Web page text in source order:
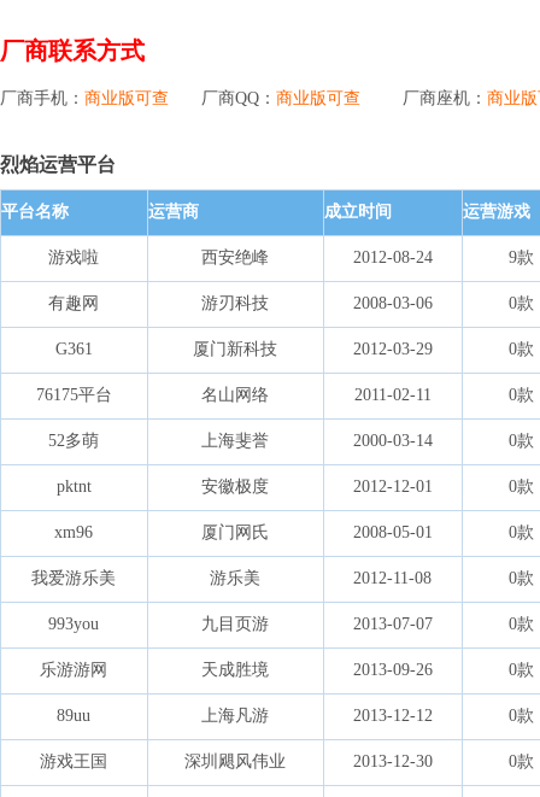
厂商联系方式
厂商手机： 商业版可查 厂商QQ： 商业版可查 厂商座机： 商业
烈焰运营平台
平台名称 运营商 成立时间 运营游戏
游戏啦 西安绝峰 2012-08-24 9款
有趣网 游刃科技 2008-03-06 0款
G361 厦门新科技 2012-03-29 0款
76175平台 名山网络 2011-02-11 0款
52多萌 上海斐誉 2000-03-14 0款
pktnt 安徽极度 2012-12-01 0款
xm96 厦门网氏 2008-05-01 0款
我爱游乐美 游乐美 2012-11-08 0款
993you 九目页游 2013-07-07 0款
乐游游网 天成胜境 2013-09-26 0款
89uu 上海凡游 2013-12-12 0款
游戏王国 深圳飓风伟业 2013-12-30 0款